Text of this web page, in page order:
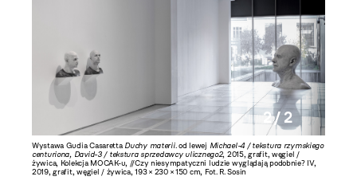
Wystawa Gudia Casaretta Duchy materii. od lewej Michael-4 / tekstura rzymskiego
centuriona, David-3 / tekstura sprzedawcy ulicznego2, 2015, grafit, węgiel /
żywica, Kolekcja MOCAK-u, //Czy niesympatyczni ludzie wyglądają podobnie? IV,
2019, grafit, węgiel / żywica, 193 × 230 × 150 cm, Fot. R. Sosin
2 / 2